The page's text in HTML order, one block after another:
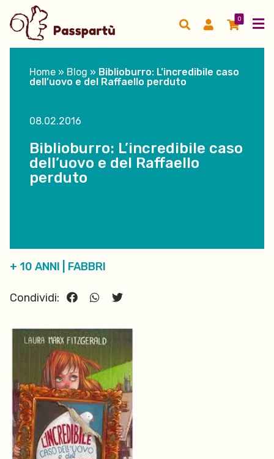
0
Home » Blog » Biblioburro: L’incredibile caso
dell’uovo e del Raffaello perduto
08.02.2016
Biblioburro: L’incredibile caso
dell’uovo e del Raffaello
perduto
+ 10 ANNI FABBRI
Condividi: